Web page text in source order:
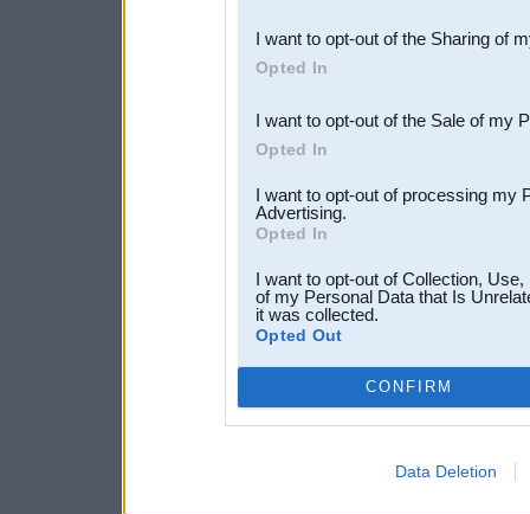
Downstream Participants
third parties.
I want to opt-out of the Sharing of
Opted In
I want to opt-out of the Sale of my
Opted In
I want to opt-out of processing my
Advertising.
Opted In
I want to opt-out of Collection,
of my Personal Data that Is
it was collected.
Opted Out
CONFIRM
Data Deletion